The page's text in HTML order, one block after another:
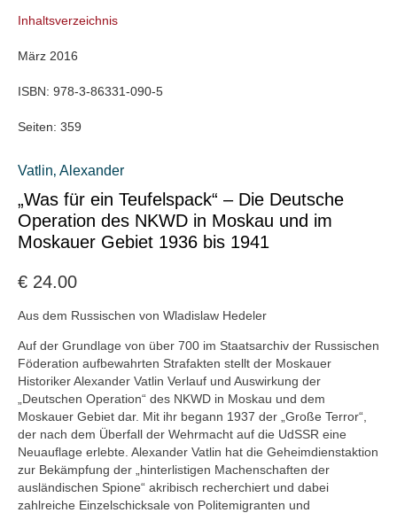
Inhaltsverzeichnis
März 2016
ISBN: 978-3-86331-090-5
Seiten: 359
Vatlin‚ Alexander
„Was für ein Teufelspack“ – Die Deutsche
Operation des NKWD in Moskau und im
Moskauer Gebiet 1936 bis 1941
€ 24.00
Aus dem Russischen von Wladislaw Hedeler
Auf der Grundlage von über 700 im Staatsarchiv der Russischen
Föderation aufbewahrten Strafakten stellt der Moskauer
Historiker Alexander Vatlin Verlauf und Auswirkung der
„Deutschen Operation“ des NKWD in Moskau und dem
Moskauer Gebiet dar. Mit ihr begann 1937 der „Große Terror“,
der nach dem Überfall der Wehrmacht auf die UdSSR eine
Neuauflage erlebte. Alexander Vatlin hat die Geheimdienstaktion
zur Bekämpfung der „hinterlistigen Machenschaften der
ausländischen Spione“ akribisch recherchiert und dabei
zahlreiche Einzelschicksale von Politemigranten und